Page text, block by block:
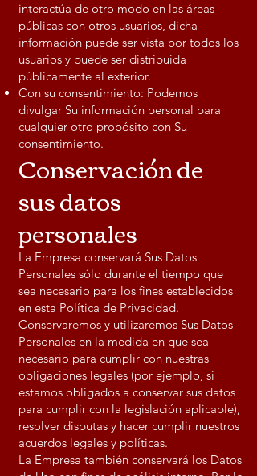
interactúa de otro modo en las áreas
públicas con otros usuarios, dicha
información puede ser vista por todos los
usuarios y puede ser distribuida
públicamente al exterior.
Con su consentimiento: Podemos
divulgar Su información personal para
cualquier otro propósito con Su
consentimiento.
Conservación de
sus datos
personales
La Empresa conservará Sus Datos
Personales sólo durante el tiempo que
sea necesario para los fines establecidos
en esta Política de Privacidad.
Conservaremos y utilizaremos Sus Datos
Personales en la medida en que sea
necesario para cumplir con nuestras
obligaciones legales (por ejemplo, si
estamos obligados a conservar sus datos
para cumplir con la legislación aplicable),
resolver disputas y hacer cumplir nuestros
acuerdos legales y políticas.
La Empresa también conservará los Datos